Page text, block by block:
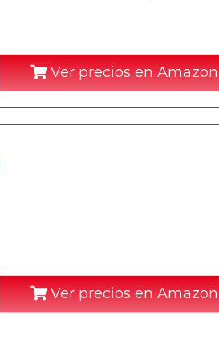
Ver precios en Amazon
Ver precios en Amazon